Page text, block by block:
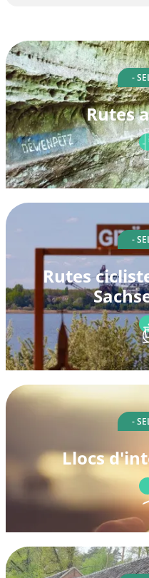
-
Rutes
-
Rutes
-
Llocs